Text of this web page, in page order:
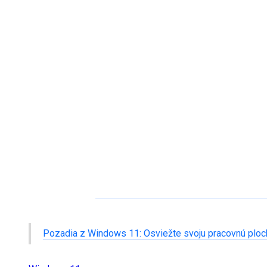
Pozadia z Windows 11: Osviežte svoju pracovnú